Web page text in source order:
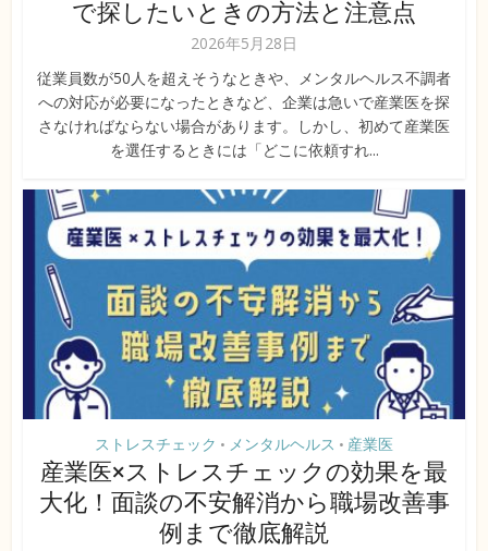
で探したいときの方法と注意点
2026年5月28日
従業員数が50人を超えそうなときや、メンタルヘルス不調者
への対応が必要になったときなど、企業は急いで産業医を探
さなければならない場合があります。しかし、初めて産業医
を選任するときには「どこに依頼すれ...
ストレスチェック • メンタルヘルス • 産業医
産業医×ストレスチェックの効果を最
大化！面談の不安解消から職場改善事
例まで徹底解説